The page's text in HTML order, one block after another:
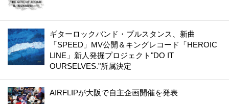
ギターロックバンド・プルスタンス、新曲
「SPEED」MV公開＆キングレコード「HEROIC
LINE」新人発掘プロジェクト"DO IT
OURSELVES."所属決定
AIRFLIPが大阪で自主企画開催を発表